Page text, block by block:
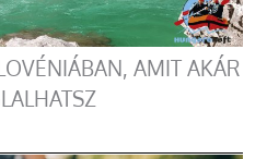
AMIT AKÁR